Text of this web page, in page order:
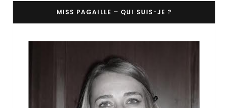
MISS PAGAILLE – QUI SUIS-JE ?